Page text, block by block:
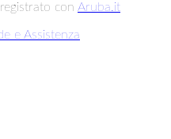
con Aruba.it
e Assistenza